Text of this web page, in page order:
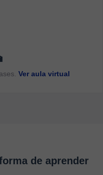
Ver aula virtual
de aprender